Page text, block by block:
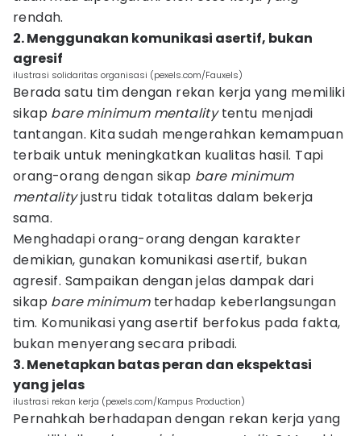
rendah.
2. Menggunakan komunikasi asertif, bukan
agresif
ilustrasi solidaritas organisasi (pexels.com/Fauxels)
Berada satu tim dengan rekan kerja yang memiliki
sikap bare minimum mentalitytentu menjadi
tantangan. Kita sudah mengerahkan kemampuan
terbaik untuk meningkatkan kualitas hasil. Tapi
orang-orang dengan sikap bare minimum
mentalityjustru tidak totalitas dalam bekerja
sama.
Menghadapi orang-orang dengan karakter
demikian, gunakan komunikasi asertif, bukan
agresif. Sampaikan dengan jelas dampak dari
sikap bare minimum terhadap keberlangsungan
tim. Komunikasi yang asertif berfokus pada fakta,
bukan menyerang secara pribadi.
3. Menetapkan batas peran dan ekspektasi
yang jelas
ilustrasi rekan kerja (pexels.com/Kampus Production)
Pernahkah berhadapan dengan rekan kerja yang